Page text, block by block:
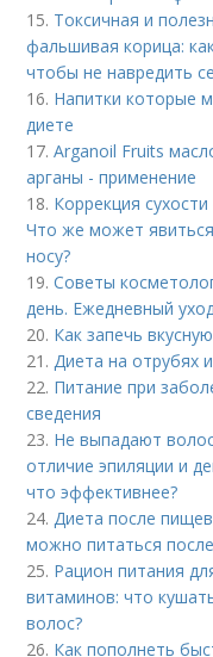
15. Токсичная и
фальшивая корица:
чтобы не навредить
16. Напитки которые
диете
17.Arganoil Fruits
арганы - применение
18. Коррекция
Что же может
носу?
19.Советы
день. Ежедневный
20. Как запечь
21.Диета на отрубях
22. Питание при
сведения
23. Не выпадают
отличие эпиляции и
что эффективнее?
24.Диета после
можно питаться
25. Рацион питания
витаминов: что
волос?
26. Как пополнеть